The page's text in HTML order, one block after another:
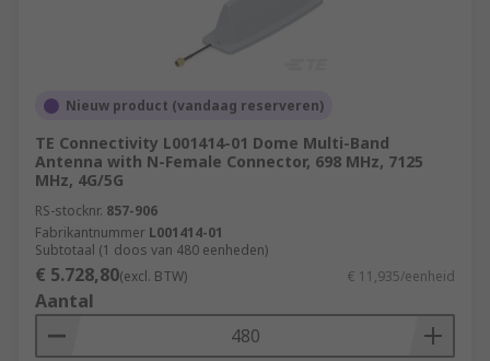
Nieuw product (vandaag reserveren)
TE Connectivity L001414-01 Dome Multi-Band
Antenna with N-Female Connector, 698 MHz, 7125
MHz, 4G/5G
RS-stocknr. 857-906
Fabrikantnummer L001414-01
Subtotaal (1 doos van 480 eenheden)
€ 5.728,80(excl. BTW) € 11,935/eenheid
Aantal